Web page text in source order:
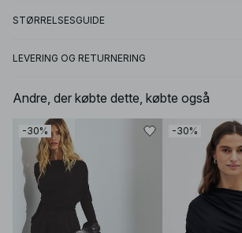
STØRRELSESGUIDE
LEVERING OG RETURNERING
Andre, der købte dette, købte også
-30% -30%